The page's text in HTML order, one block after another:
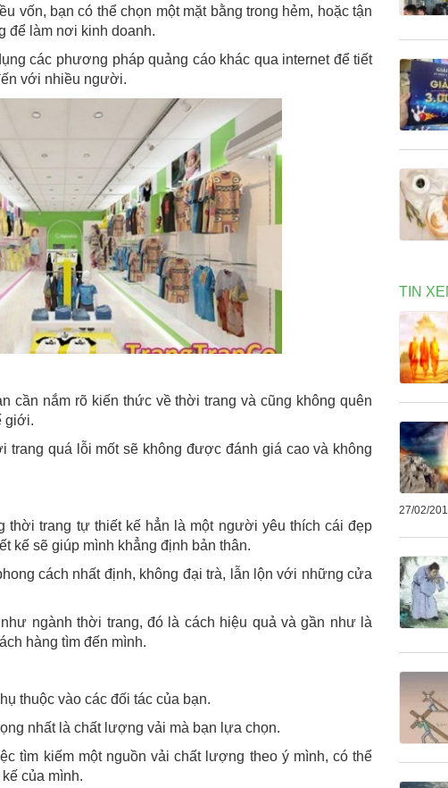
vốn, bạn có thể chọn một mặt bằng trong hẻm, hoặc tận
để làm nơi kinh doanh.
các phương pháp quảng cáo khác qua internet để tiết
với nhiều người.
cần nắm rõ kiến thức về thời trang và cũng không quên
giới.
trang quá lỗi mốt sẽ không được đánh giá cao và không
thời trang tự thiết kế hẳn là một người yêu thích cái đẹp
kế sẽ giúp mình khẳng định bản thân.
cách nhất định, không đại trà, lẫn lộn với những cửa
ngành thời trang, đó là cách hiệu quả và gần như là
hàng tìm đến mình.
thuộc vào các đối tác của bạn.
nhất là chất lượng vải mà bạn lựa chọn.
tìm kiếm một nguồn vải chất lượng theo ý mình, có thể
của mình.
TIN
27/02/